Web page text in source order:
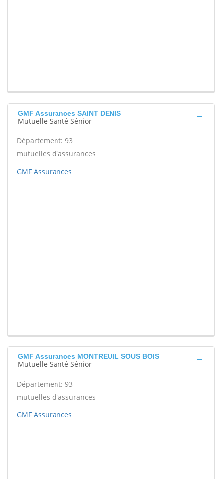
GMF Assurances SAINT DENIS
Mutuelle Santé Sénior
Département: 93
mutuelles d'assurances
GMF Assurances
GMF Assurances MONTREUIL SOUS BOIS
Mutuelle Santé Sénior
Département: 93
mutuelles d'assurances
GMF Assurances